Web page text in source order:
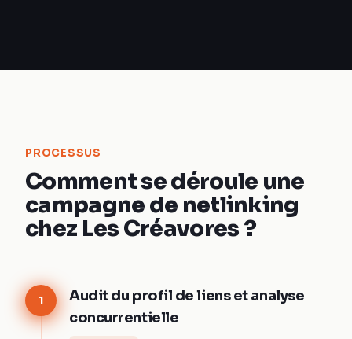
PROCESSUS
Comment se déroule une
campagne de netlinking
chez Les Créavores ?
1
Audit du profil de liens et analyse
concurrentielle